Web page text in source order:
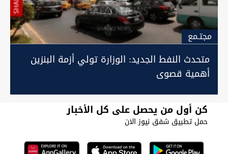
مجتـمع
متحدث النفط الجديد: الوزارة تولي أزمة البنزين
أهمية قصوى
كن أول من يحصل على كل الأخبار
حمل تطبيق شفق نيوز الان